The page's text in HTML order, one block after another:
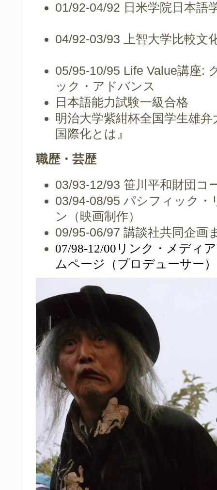
01/92-04/92 日米学院
04/92-03/93 上智大学比
05/95-10/95 Life Value講座:
ック・アドバンス
日本語能力試験一級合格
明治大学紫紺杯全国学生雄弁
国際化とは』
職歴・芸歴
03/93-12/93 笹川平和財団コ
03/94-08/95 パシフィック・
ン（映画制作）
09/95-06/97 講談社共同企画
07/98-12/00 リンク・メディア
ムページ（プロデューサー）